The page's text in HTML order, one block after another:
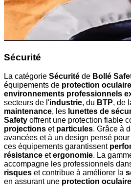
Sécurité
La catégorie Sécurité de Bollé
équipements de protection oculaire
environnements professionnels
secteurs de l'industrie, du BTP, de
maintenance, les lunettes de
Safety offrent une protection fiable
projections et particules. Grâce à
avancées et à un design pensé pour
ces équipements garantissent
résistance etergonomie. La
accompagne les professionnels
risques et contribue à améliorer la
en assurant une protection